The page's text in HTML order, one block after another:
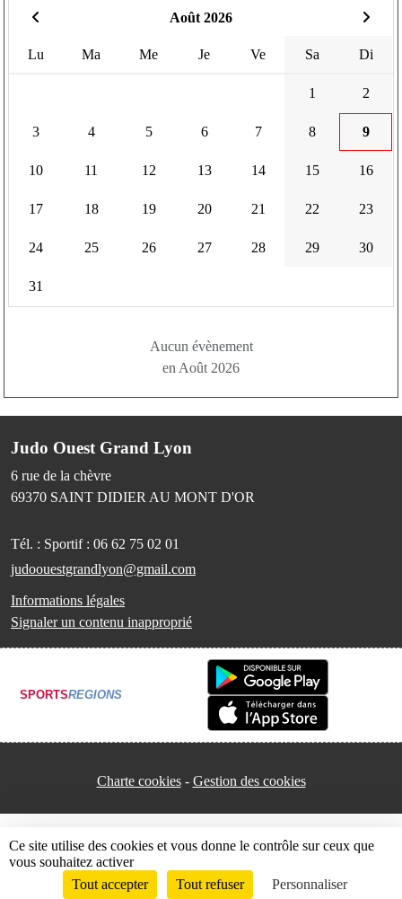
Août 2026
Lu Ma Me Je Ve Sa Di
1 2
3 4 5 6 7 8 9
10 11 12 13 14 15 16
17 18 19 20 21 22 23
24 25 26 27 28 29 30
31
Aucun évènement
en Août 2026
Judo Ouest Grand Lyon
6 rue de la chèvre
69370 SAINT DIDIER AU MONT D'OR
Tél. : Sportif : 06 62 75 02 01
judoouestgrandlyon@gmail.com
Informations légales
Signaler un contenu inapproprié
SPORTSREGIONS
Charte cookies Gestion des cookies
Envie de participer ? Connexion
Ce site utilise des cookies et vous donne le contrôle sur ceux que
vous souhaitez activer
Tout accepter
Tout refuser Personnaliser